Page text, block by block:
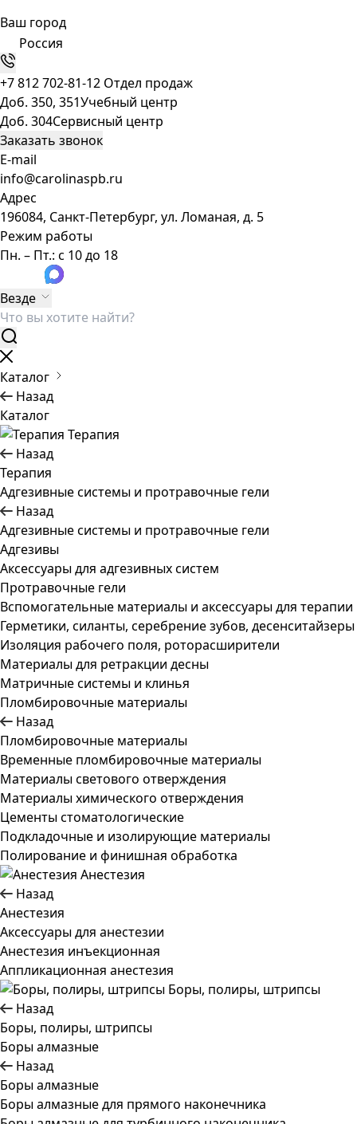
Ваш город
Россия
+7 812 702-81-12 Отдел продаж
Доб. 350, 351Учебный центр
Доб. 304Сервисный центр
Заказать звонок
E-mail
info@carolinaspb.ru
Адрес
196084, Санкт-Петербург, ул. Ломаная, д. 5
Режим работы
Пн. – Пт.: с 10 до 18
Везде
Каталог
Назад
Каталог
Терапия
Назад
Терапия
Адгезивные системы и протравочные гели
Назад
Адгезивные системы и протравочные гели
Адгезивы
Аксессуары для адгезивных систем
Протравочные гели
Вспомогательные материалы и аксессуары для терапии
Герметики, силанты, серебрение зубов, десенситайзеры
Изоляция рабочего поля, роторасширители
Материалы для ретракции десны
Матричные системы и клинья
Пломбировочные материалы
Назад
Пломбировочные материалы
Временные пломбировочные материалы
Материалы светового отверждения
Материалы химического отверждения
Цементы стоматологические
Подкладочные и изолирующие материалы
Полирование и финишная обработка
Анестезия
Назад
Анестезия
Аксессуары для анестезии
Анестезия инъекционная
Аппликационная анестезия
Боры, полиры, штрипсы
Назад
Боры, полиры, штрипсы
Боры алмазные
Назад
Боры алмазные
Боры алмазные для прямого наконечника